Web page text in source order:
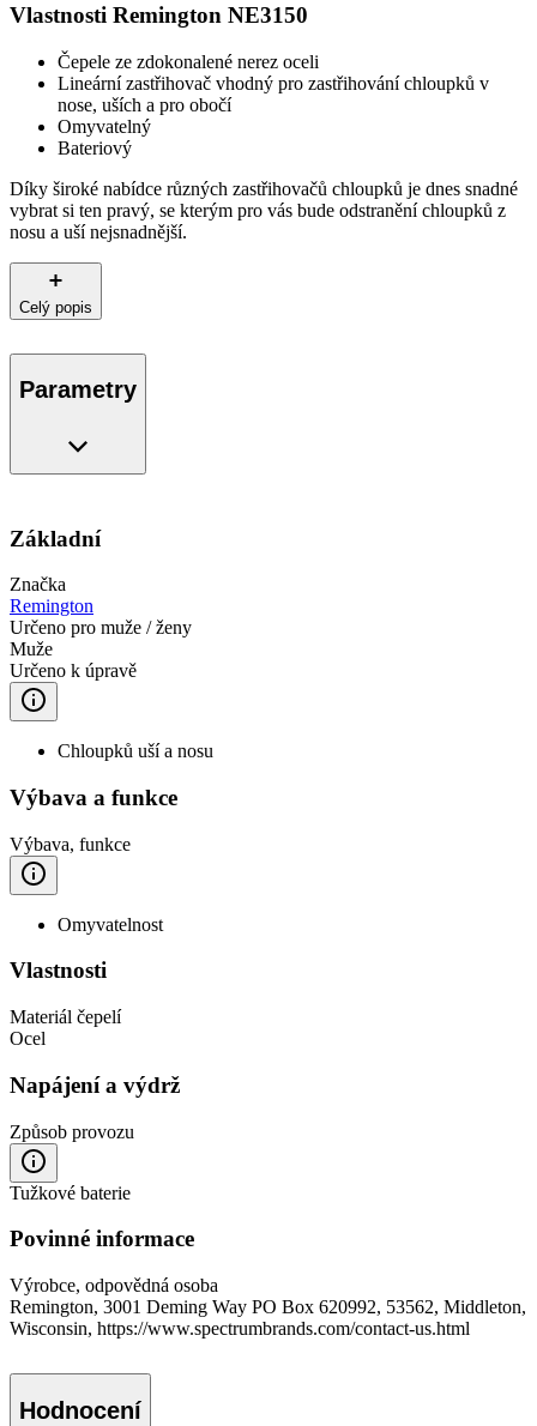
Vlastnosti Remington NE3150
Čepele ze zdokonalené nerez oceli
Lineární zastřihovač vhodný pro zastřihování chloupků v
nose, uších a pro obočí
Omyvatelný
Bateriový
Díky široké nabídce různých zastřihovačů chloupků je dnes snadné
vybrat si ten pravý, se kterým pro vás bude odstranění chloupků z
nosu a uší nejsnadnější.
Celý popis
Parametry
Základní
Značka
Remington
Určeno pro muže / ženy
Muže
Určeno k úpravě
Chloupků uší a nosu
Výbava a funkce
Výbava, funkce
Omyvatelnost
Vlastnosti
Materiál čepelí
Ocel
Napájení a výdrž
Způsob provozu
Tužkové baterie
Povinné informace
Výrobce, odpovědná osoba
Remington, 3001 Deming Way PO Box 620992, 53562, Middleton,
Wisconsin, https://www.spectrumbrands.com/contact-us.html
Hodnocení